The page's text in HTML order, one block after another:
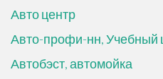
Авто центр
Авто-профи-нн, Учебный
Автобэст, автомойка